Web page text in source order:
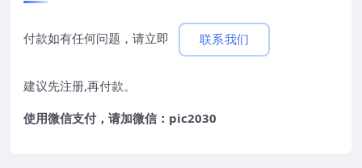
付款如有任何问题，请立即 联系我们
建议先注册,再付款。
使用微信支付，请加微信：pic2030